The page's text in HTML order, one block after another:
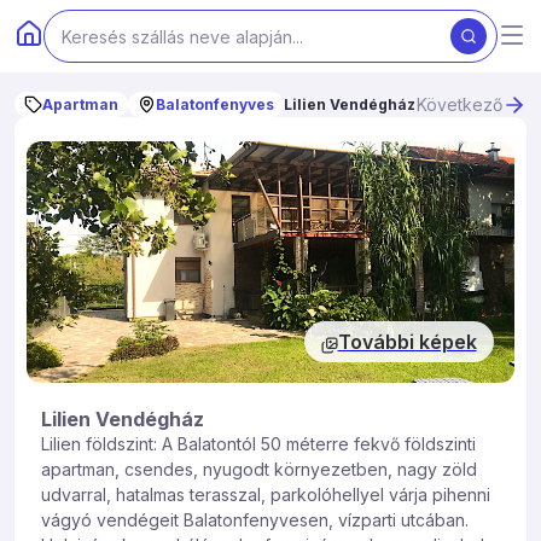
Apartman Balatonfenyves Lilien Vendégház Következő
További képek
Lilien Vendégház
Lilien földszint: A Balatontól 50 méterre fekvő földszinti
apartman, csendes, nyugodt környezetben, nagy zöld
udvarral, hatalmas terasszal, parkolóhellyel várja pihenni
vágyó vendégeit Balatonfenyvesen, vízparti utcában.